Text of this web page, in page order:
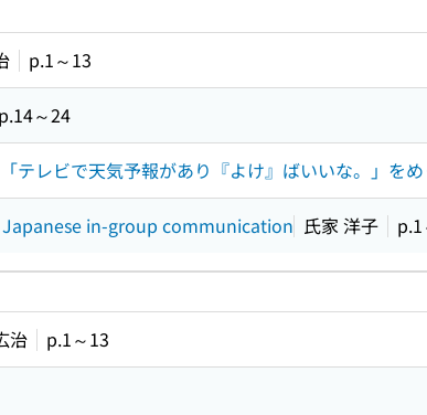
p.1～13
p.14～24
テレビで天気予報があり『よけ』ばいいな。」を
in-group communication 氏家 洋子
治 p.1～13